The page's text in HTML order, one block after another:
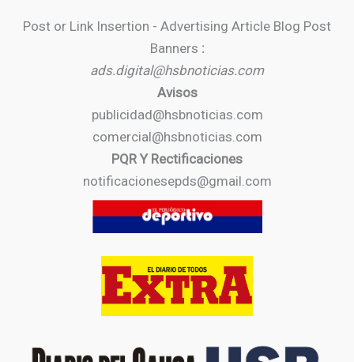
Post or Link Insertion - Advertising Article Blog Post
Banners :
ads.digital@hsbnoticias.com
Avisos
publicidad@hsbnoticias.com
comercial@hsbnoticias.com
PQR Y Rectificaciones
notificacionesepds@gmail.com